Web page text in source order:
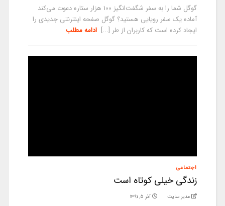
گوگل شما را به سفر شگفت‌انگیز 100 هزار ستاره دعوت می‌کند
آماده یک سفر رویایی هستید؟ گوگل صفحه اینترنتی جدیدی را
ایجاد کرده است که کاربران از طر [...] ادامه مطلب
اجتماعی
زندگی خیلی کوتاه است
مدیر سایت آذر ۵, ۱۳۹۱